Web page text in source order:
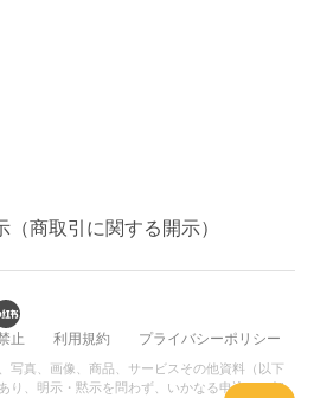
商取引に関する開示）
止 利用規約 プライバシーポリシー
写真、画像、商品、サービスその他資料（以下
り、明示・黙示を問わず、いかなる申込み、契